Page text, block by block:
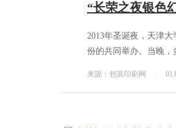
“长荣之夜银色
2013年圣诞夜，天津
份的共同举办。当晚，
来源：包装印刷网 01